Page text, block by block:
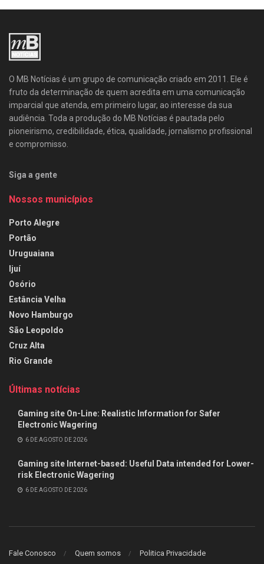
O MB Notícias é um grupo de comunicação criado em 2011. Ele é
fruto da determinação de quem acredita em uma comunicação
imparcial que atenda, em primeiro lugar, ao interesse da sua
audiência. Toda a produção do MB Notícias é pautada pelo
pioneirismo, credibilidade, ética, qualidade, jornalismo profissional
e compromisso.
Siga a gente
Nossos municípios
Porto Alegre
Portão
Uruguaiana
Ijuí
Osório
Estância Velha
Novo Hamburgo
São Leopoldo
Cruz Alta
Rio Grande
Últimas notícias
Gaming site On-Line: Realistic Information for Safer
Electronic Wagering
6 DE AGOSTO DE 2026
Gaming site Internet-based: Useful Data intended for Lower-
risk Electronic Wagering
6 DE AGOSTO DE 2026
Fale Conosco Quem somos Politica Privacidade